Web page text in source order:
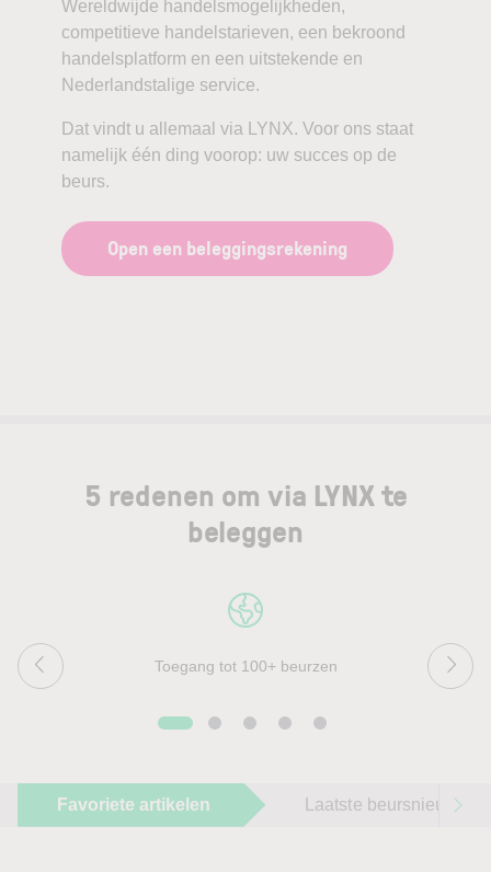
Wereldwijde handelsmogelijkheden,
competitieve handelstarieven, een bekroond
handelsplatform en een uitstekende en
Nederlandstalige service.
Dat vindt u allemaal via LYNX. Voor ons staat
namelijk één ding voorop: uw succes op de
beurs.
Open een beleggingsrekening
5 redenen om via LYNX te
beleggen
Toegang tot 100+ beurzen
Favoriete artikelen Laatste beursnieuws